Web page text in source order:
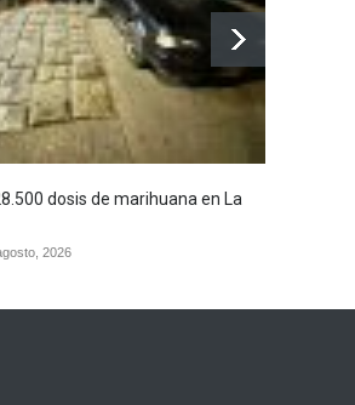
dosis de marihuana en La
2026